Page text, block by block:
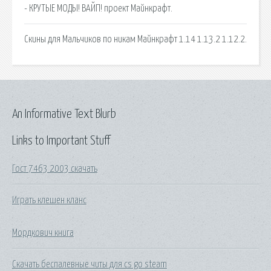
- КРУТЫЕ МОДЫ! ВАЙП! проект Майнкрафт.
Скины для Мальчиков по никам Майнкрафт 1.14 1.13.2 1.12.2.
Links to Important Stuff
Гост 7463 2003 скачать
Играть клешен кланс
Мордкович книга
Скачать беспалевные читы для cs go steam
An Informative Text Blurb